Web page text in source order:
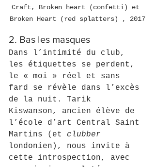
Craft, Broken heart (confetti) et
Broken Heart (red splatters) , 2017
2. Bas les masques
Dans l’intimité du club,
les étiquettes se perdent,
le « moi » réel et sans
fard se révèle dans l’excès
de la nuit. Tarik
Kiswanson, ancien élève de
l’école d’art Central Saint
Martins (et clubber
londonien), nous invite à
cette introspection, avec